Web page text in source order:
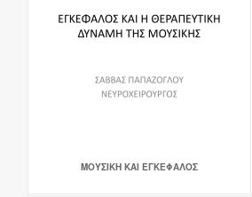
ΜΟΥΣΙΚΗ ΚΑΙ ΕΓΚΕΦΑΛΟΣ